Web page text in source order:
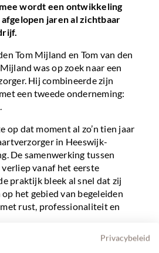
wordt een ontwikkeling
jaren al zichtbaar
Tom Mijland en Tom van den
was op zoek naar een
Hij combineerde zijn
een tweede onderneming:
op dat moment al zo’n tien jaar
in Heeswijk-
De samenwerking tussen
vanaf het eerste
praktijk bleek al snel dat zij
het gebied van begeleiden
rust, professionaliteit en
heeft Van den Berg Schijndel
Privacybeleid